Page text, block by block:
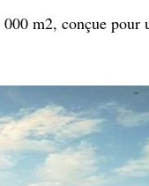
m2, conçue pour